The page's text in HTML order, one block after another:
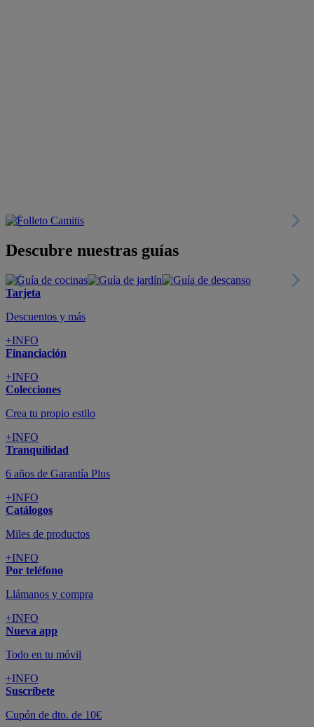
Descubre nuestras guías
Tarjeta
Descuentos y más
+INFO
Financiación
+INFO
Colecciones
Crea tu propio estilo
+INFO
Tranquilidad
6 años de Garantía Plus
+INFO
Catálogos
Miles de productos
+INFO
Por teléfono
Llámanos y compra
+INFO
Nueva app
Todo en tu móvil
+INFO
Suscríbete
Cupón de dto. de 10€